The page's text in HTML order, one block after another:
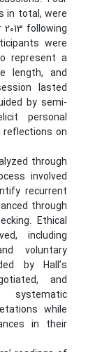
in total, were
following
were
represent a
length, and
lasted
by semi-
personal
on
through
involved
recurrent
through
Ethical
including
voluntary
by Hall’s
and
while
in their